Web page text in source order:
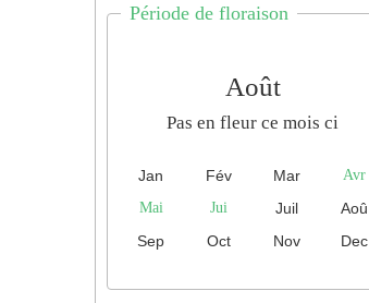
Période de floraison
Août
Pas en fleur ce mois ci
Jan Fév Mar
Avr
Mai
Jui Juil
Aoû
Sep
Oct Nov Dec